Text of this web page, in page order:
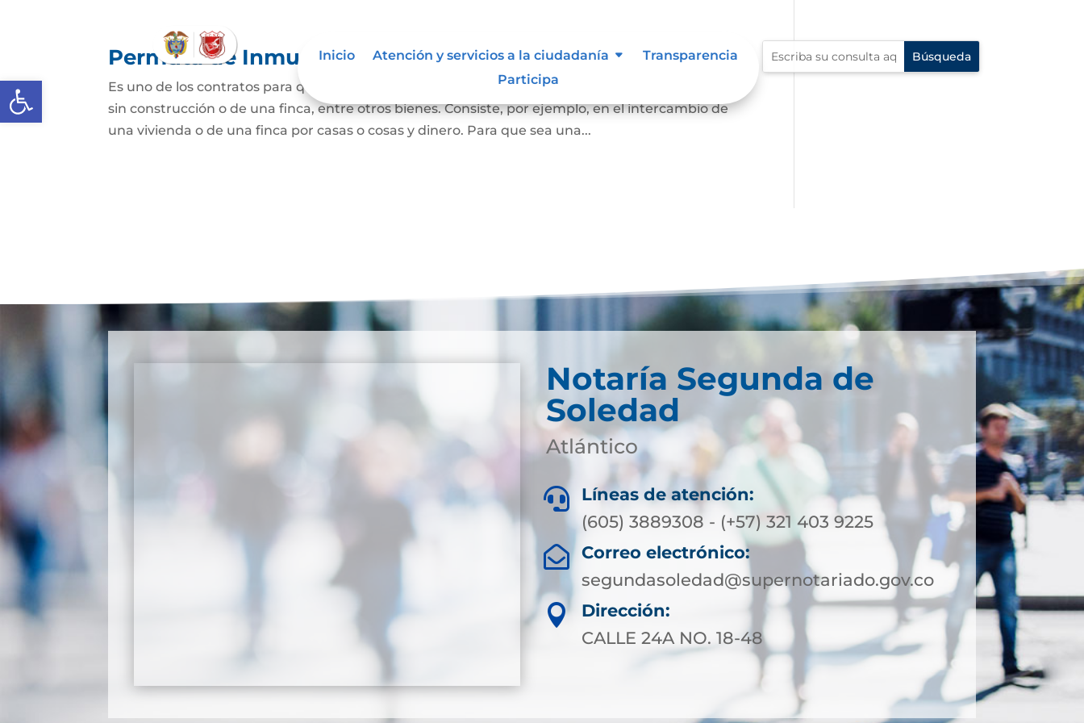
Abrir barra de herramientas
Inicio Atención y servicios a la ciudadanía
Transparencia
Participa
Permuta de Inmuebles
Es uno de los contratos para que una persona se convierta en propietaria de una vivienda, lote
sin construcción o de una finca, entre otros bienes. Consiste, por ejemplo, en el intercambio de
una vivienda o de una finca por casas o cosas y dinero. Para que sea una...
Notaría Segunda de
Soledad
Atlántico

Líneas de atención:
(605) 3889308 - (+57) 321 403 9225

Correo electrónico:
segundasoledad@supernotariado.gov.co

Dirección:
CALLE 24A NO. 18-48